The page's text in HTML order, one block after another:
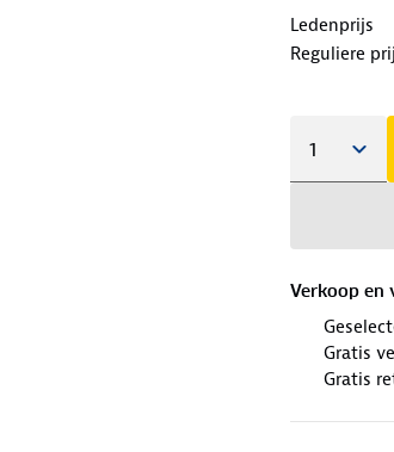
Ledenprijs
Reguliere
Verkoop en
Gratis
Gratis